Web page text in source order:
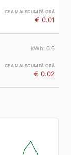
€ 0.01
0.6
€ 0.02